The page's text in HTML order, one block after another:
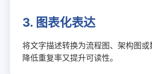
3. 图表化表达
将文字描述转换为流程图、架构图
降低重复率又提升可读性。